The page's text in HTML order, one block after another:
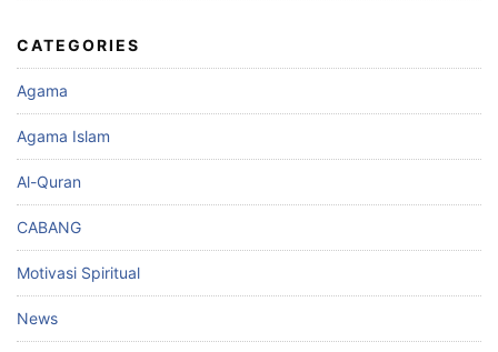
CATEGORIES
Agama
Agama Islam
Al-Quran
CABANG
Motivasi Spiritual
News